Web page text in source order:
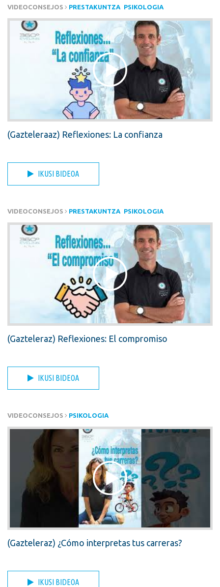
VIDEOCONSEJOS PRESTAKUNTZA PSIKOLOGIA
(Gazteleraaz) Reflexiones: La confianza
IKUSI BIDEOA
VIDEOCONSEJOS PRESTAKUNTZA PSIKOLOGIA
(Gazteleraz) Reflexiones: El compromiso
IKUSI BIDEOA
VIDEOCONSEJOS PSIKOLOGIA
(Gazteleraz) ¿Cómo interpretas tus carreras?
IKUSI BIDEOA